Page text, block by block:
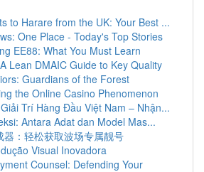
to Harare from the UK: Your Best ...
One Place - Today's Top Stories
EE88: What You Must Learn
Lean DMAIC Guide to Key Quality
Guardians of the Forest
the Online Casino Phenomenon
Trí Hàng Đầu Việt Nam – Nhận...
Antara Adat dan Model Mas...
器：轻松获取波场专属靓号
Visual Inovadora
Counsel: Defending Your